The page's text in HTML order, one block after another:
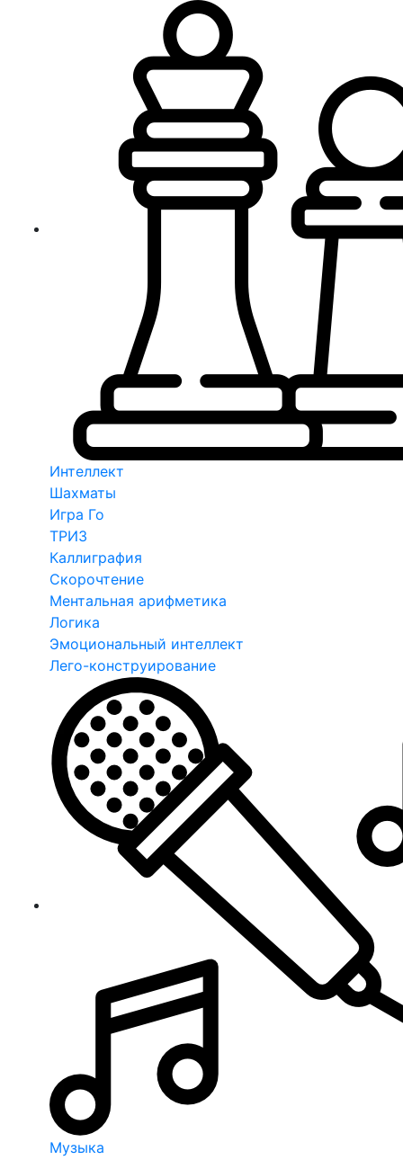
Интеллект
Шахматы
Игра Го
ТРИЗ
Каллиграфия
Скорочтение
Ментальная арифметика
Логика
Эмоциональный интеллект
Лего-конструирование
Музыка